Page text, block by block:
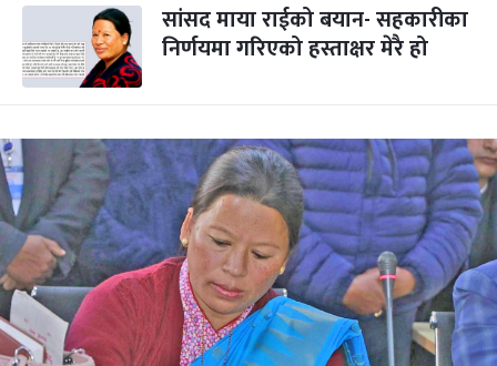
सांसद माया राईको बयान- सहकारीका
निर्णयमा गरिएको हस्ताक्षर मेरै हो